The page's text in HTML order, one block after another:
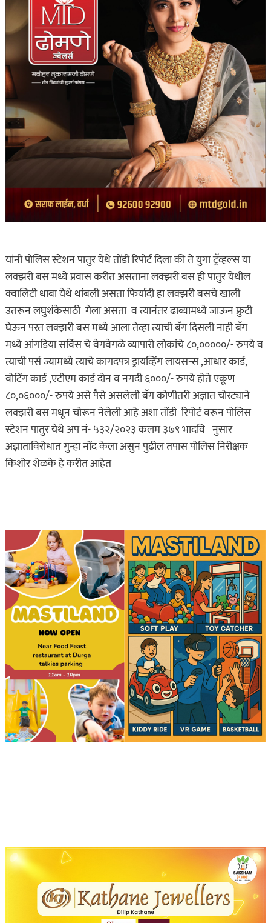
यांनी पोलिस स्टेशन पातुर येथे तोंडी रिपोर्ट दिला की ते युगा ट्रॅव्हल्स या
लक्झरी बस मध्ये प्रवास करीत असताना लक्झरी बस ही पातुर येथील
क्वालिटी धाबा येथे थांबली असता फिर्यादी हा लक्झरी बसचे खाली
उतरून लघुशंकेसाठी गेला असता व त्यानंतर ढाब्यामध्ये जाऊन फ्रुटी
घेऊन परत लक्झरी बस मध्ये आला तेव्हा त्याची बॅग दिसली नाही बॅग
मध्ये आंगडिया सर्विस चे वेगवेगळे व्यापारी लोकांचे ८०,०००००/- रुपये व
त्याची पर्स ज्यामध्ये त्याचे कागदपत्र ड्रायव्हिंग लायसन्स ,आधार कार्ड,
वोटिंग कार्ड ,एटीएम कार्ड दोन व नगदी ६०००/- रुपये होते एकूण
८०,०६०००/- रुपये असे पैसे असलेली बॅग कोणीतरी अज्ञात चोरट्याने
लक्झरी बस मधून चोरून नेलेली आहे अशा तोंडी रिपोर्ट वरून पोलिस
स्टेशन पातुर येथे अप नं- ५३२/२०२३ कलम ३७९ भादवि नुसार
अज्ञाताविरोधात गुन्हा नोंद केला असुन पुढील तपास पोलिस निरीक्षक
किशोर शेळके हे करीत आहेत